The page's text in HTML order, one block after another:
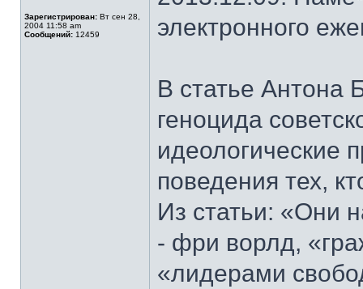
Зарегистрирован: Вт сен 28,
2004 11:58 am
Сообщений: 12459
электронного
В статье Антона
геноцида
идеологические
поведения тех,
Из статьи: «Они
- фри ворлд,
«лидерами